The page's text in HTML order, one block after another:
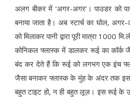
अलग बीकर में ‘अगर-अगर’। पाउडर को
बनाया जाता है। अब स्टार्च का घोल,
को मिलाकर पानी द्वारा पूरी मात्रा 1000
कोनिकल फ्लास्क में डालकर रूई का कॉर्क
बंद कर देते हैं कि रूई को लगभग एक इंच
जैसा बनाकर फ्लास्क के मुंह के अंदर तक
बहुत टाइट हो, न ही बहुत लूज़। इस रूई के